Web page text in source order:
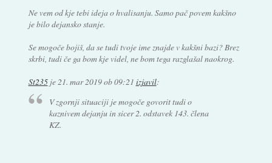
Ne vem od kje tebi ideja o hvalisanju. Samo pač povem kakšno
je bilo dejansko stanje.
Se mogoče bojiš, da se tudi tvoje ime znajde v kakšni bazi? Brez
skrbi, tudi če ga bom kje videl, ne bom tega razglašal naokrog.
St235je21. mar 2019 ob 09:21 izjavil:
V zgornji situaciji je mogoče govorit tudi o
kaznivem dejanju in sicer 2. odstavek 143. člena
KZ.